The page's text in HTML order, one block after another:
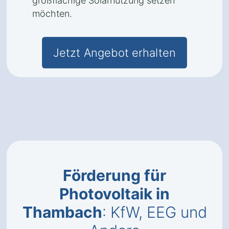
möchten.
Jetzt Angebot erhalten
Förderung für
Photovoltaik in
Thambach: KfW, EEG und